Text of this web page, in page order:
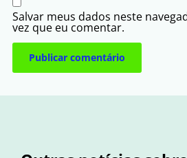
Salvar meus dados neste
vez que eu comentar.